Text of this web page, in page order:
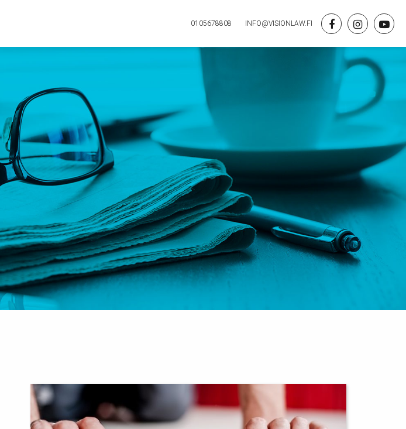
0105678808 INFO@VISIONLAW.FI